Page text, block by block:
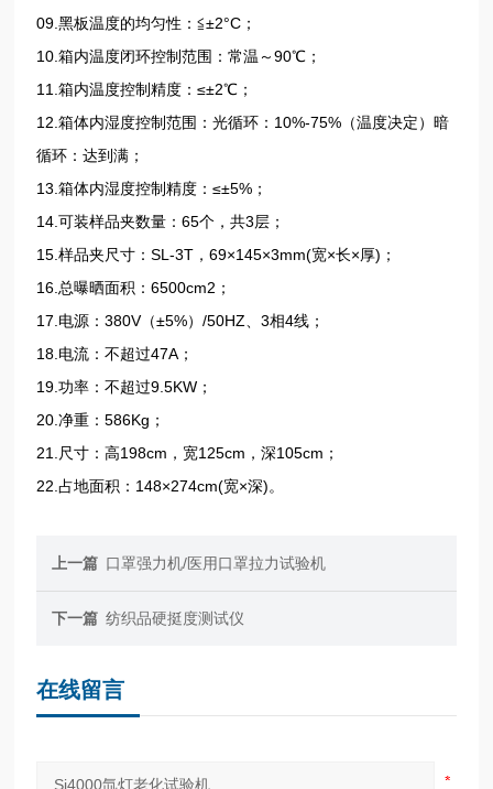
09.黑板温度的均匀性：≦±2°C；
10.箱内温度闭环控制范围：常温～90℃；
11.箱内温度控制精度：≤±2℃；
12.箱体内湿度控制范围：光循环：10%-75%（温度决定）暗
循环：达到满；
13.箱体内湿度控制精度：≤±5%；
14.可装样品夹数量：65个，共3层；
15.样品夹尺寸：SL-3T，69×145×3mm(宽×长×厚)；
16.总曝晒面积：6500cm2；
17.电源：380V（±5%）/50HZ、3相4线；
18.电流：不超过47A；
19.功率：不超过9.5KW；
20.净重：586Kg；
21.尺寸：高198cm，宽125cm，深105cm；
22.占地面积：148×274cm(宽×深)。
上一篇 口罩强力机/医用口罩拉力试验机
下一篇 纺织品硬挺度测试仪
在线留言